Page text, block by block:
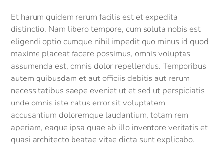
Et harum quidem rerum facilis est et expedita
distinctio. Nam libero tempore, cum soluta nobis est
eligendi optio cumque nihil impedit quo minus id quod
maxime placeat facere possimus, omnis voluptas
assumenda est, omnis dolor repellendus. Temporibus
autem quibusdam et aut officiis debitis aut rerum
necessitatibus saepe eveniet ut et sed ut perspiciatis
unde omnis iste natus error sit voluptatem
accusantium doloremque laudantium, totam rem
aperiam, eaque ipsa quae ab illo inventore veritatis et
quasi architecto beatae vitae dicta sunt explicabo.